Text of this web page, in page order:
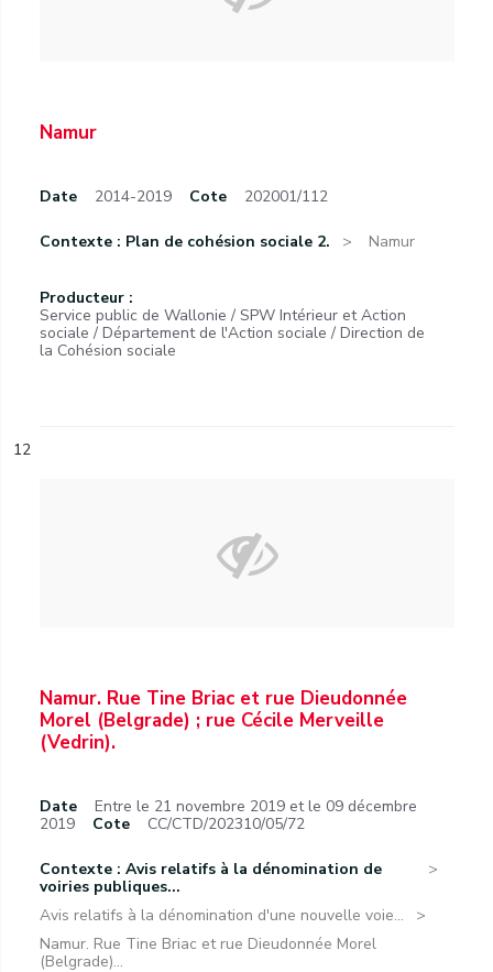
Namur
Date 2014-2019 Cote 202001/112
Contexte : Plan de cohésion sociale 2. Namur
Producteur :
Service public de Wallonie / SPW Intérieur et Action
sociale / Département de l'Action sociale / Direction de
la Cohésion sociale
12
Namur. Rue Tine Briac et rue Dieudonnée
Morel (Belgrade) ; rue Cécile Merveille
(Vedrin).
Date
Entre le 21 novembre 2019 et le 09 décembre
2019
Cote CC/CTD/202310/05/72
Contexte : Avis relatifs à la dénomination de
voiries publiques...
Avis relatifs à la dénomination d'une nouvelle voie...
Namur. Rue Tine Briac et rue Dieudonnée Morel
(Belgrade)...